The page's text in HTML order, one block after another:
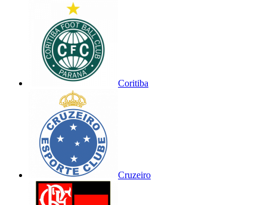
Coritiba
Cruzeiro